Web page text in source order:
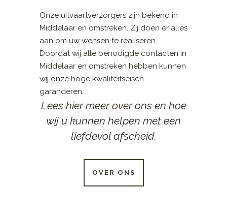
Onze uitvaartverzorgers zijn bekend in
Middelaar en omstreken. Zij doen er alles
aan om uw wensen te realiseren.
Doordat wij alle benodigde contacten in
Middelaar en omstreken hebben kunnen
wij onze hoge kwaliteitseisen
garanderen.
Lees hier meer over ons en hoe
wij u kunnen helpen met een
liefdevol afscheid.
OVER ONS